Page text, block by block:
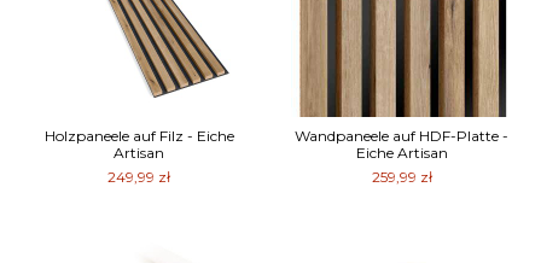
Holzpaneele auf Filz - Eiche
Artisan
249,99 zł
Wandpaneele auf HDF-Platte -
Eiche Artisan
259,99 zł